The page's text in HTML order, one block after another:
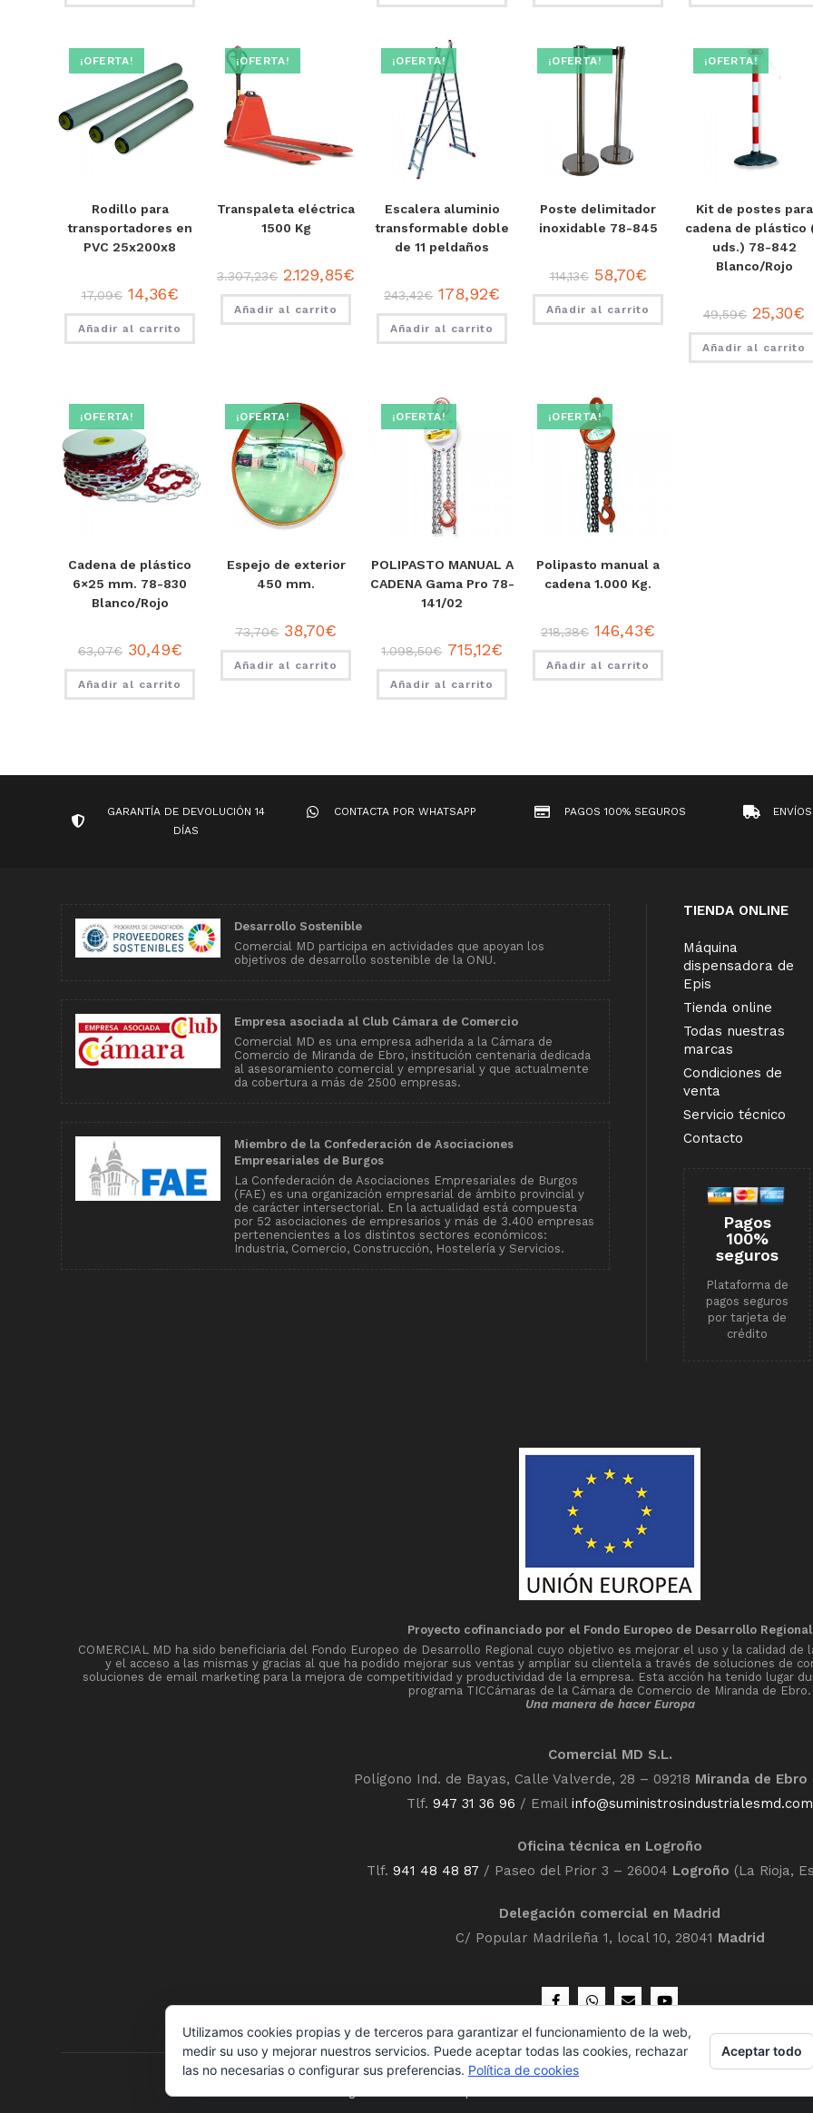
¡OFERTA!
Rodillo para
transportadores en
PVC 25x200x8
17,09€ 14,36€
Añadir al carrito
¡OFERTA!
Transpaleta eléctrica
1500 Kg
3.307,23€ 2.129,85€
Añadir al carrito
¡OFERTA!
Escalera aluminio
transformable doble
de 11 peldaños
243,42€ 178,92€
Añadir al carrito
¡OFERTA!
Poste delimitador
inoxidable 78-845
114,13€ 58,70€
Añadir al carrito
¡OFERTA!
Kit de postes para
cadena de plástico
uds.) 78-842
Blanco/Rojo
49,59€ 25,30€
Añadir al carrito
¡OFERTA!
Cadena de plástico
6×25 mm. 78-830
Blanco/Rojo
63,07€ 30,49€
Añadir al carrito
¡OFERTA!
Espejo de exterior
450 mm.
73,70€ 38,70€
Añadir al carrito
¡OFERTA!
POLIPASTO MANUAL A
CADENA Gama Pro 78-
141/02
1.098,50€ 715,12€
Añadir al carrito
¡OFERTA!
Polipasto manual a
cadena 1.000 Kg.
218,38€ 146,43€
Añadir al carrito
GARANTÍA DE DEVOLUCIÓN 14
DÍAS
CONTACTA POR WHATSAPP PAGOS 100% SEGUROS
Desarrollo Sostenible
Comercial MD participa en actividades que apoyan los
objetivos de desarrollo sostenible de la ONU.
Empresa asociada al Club Cámara de Comercio
Comercial MD es una empresa adherida a la Cámara de
Comercio de Miranda de Ebro, institución centenaria dedicada
al asesoramiento comercial y empresarial y que actualmente
da cobertura a más de 2500 empresas.
Miembro de la Confederación de Asociaciones
Empresariales de Burgos
La Confederación de Asociaciones Empresariales de Burgos
(FAE) es una organización empresarial de ámbito provincial y
de carácter intersectorial. En la actualidad está compuesta
por 52 asociaciones de empresarios y más de 3.400 empresas
pertenencientes a los distintos sectores económicos:
Industria, Comercio, Construcción, Hostelería y Servicios.
TIENDA ONLINE
Máquina
dispensadora de
Epis
Tienda online
Todas nuestras
marcas
Condiciones de
venta
Servicio técnico
Contacto
Pagos
100%
seguros
Plataforma de
pagos seguros
por tarjeta de
crédito
Proyecto cofinanciado por el Fondo Europeo de Desarrollo Regional
COMERCIAL MD ha sido beneficiaria del Fondo Europeo de Desarrollo Regional cuyo objetivo es mejorar el uso y la calidad
y el acceso a las mismas y gracias al que ha podido mejorar sus ventas y ampliar su clientela a través de soluciones de
soluciones de email marketing para la mejora de competitividad y productividad de la empresa. Esta acción ha tenido lugar
programa TICCámaras de la Cámara de Comercio de Miranda de Ebro.
Una manera de hacer Europa
Comercial MD S.L.
Polígono Ind. de Bayas, Calle Valverde, 28 – 09218 Miranda de Ebro
Tlf. 947 31 36 96 / Email info@suministrosindustrialesmd.com
Oficina técnica en Logroño
Tlf. 941 48 48 87 / Paseo del Prior 3 – 26004 Logroño (La Rioja,
Delegación comercial en Madrid
C/ Popular Madrileña 1, local 10, 28041 Madrid
Utilizamos cookies propias y de terceros para garantizar el funcionamiento de la web,
medir su uso y mejorar nuestros servicios. Puede aceptar todas las cookies, rechazar
las no necesarias o configurar sus preferencias. Política de cookies
Aceptar todo